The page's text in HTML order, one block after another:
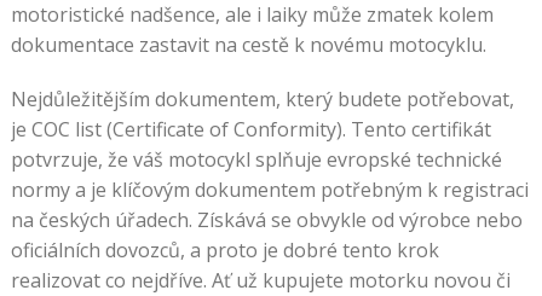
motoristické nadšence, ale i laiky může zmatek kolem
dokumentace zastavit na cestě k novému motocyklu.
Nejdůležitějším dokumentem, který budete potřebovat,
je COC list (Certificate of Conformity). Tento certifikát
potvrzuje, že váš motocykl splňuje evropské technické
normy a je klíčovým dokumentem potřebným k registraci
na českých úřadech. Získává se obvykle od výrobce nebo
oficiálních dovozců, a proto je dobré tento krok
realizovat co nejdříve. Ať už kupujete motorku novou či